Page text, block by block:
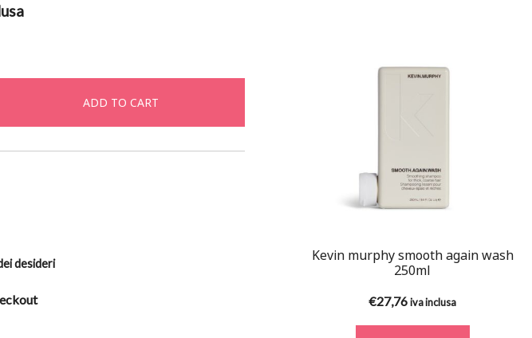
ADD TO CART
desideri
Kevin murphy smooth again wash
250ml
€27,76iva inclusa